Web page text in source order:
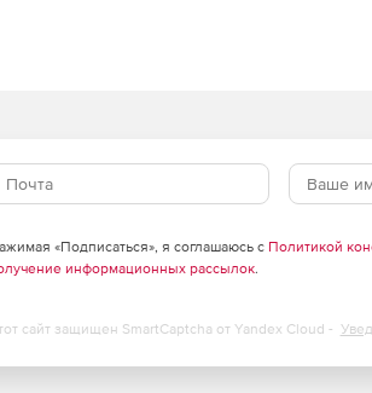
«Подписаться», я соглашаюсь с Политикой
информационных рассылок.
сайт защищен SmartCaptcha от Yandex Cloud -